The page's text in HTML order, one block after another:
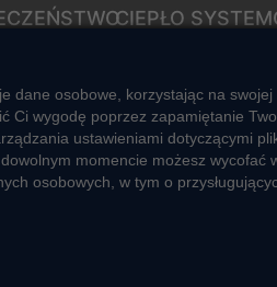
CIEPŁO
Ciepło przez cały rok
Usługi okołociepłownicze
Informacje ciepła
osobowe, korzystając na
wygodę poprzez zapamiętanie
ustawieniami dotyczącymi
momencie możesz
osobowych, w tym o